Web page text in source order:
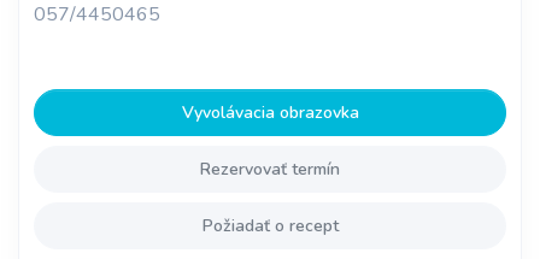
057/4450465
Vyvolávacia obrazovka
Rezervovať termín
Požiadať o recept